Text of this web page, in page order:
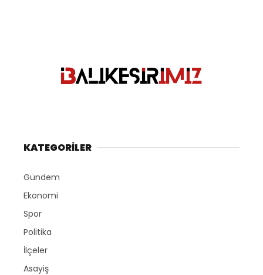
KATEGORİLER
Gündem
Ekonomi
Spor
Politika
İlçeler
Asayiş